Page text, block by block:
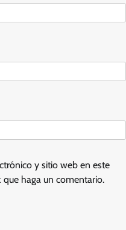
y sitio web en este
haga un comentario.